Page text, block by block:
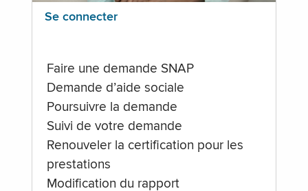
Se connecter
Faire une demande SNAP
Demande d’aide sociale
Poursuivre la demande
Suivi de votre demande
Renouveler la certification pour les
prestations
Modification du rapport